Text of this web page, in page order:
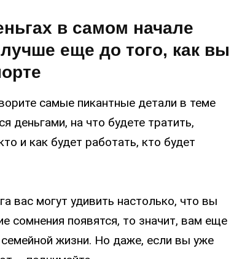
в самом начале
еще до того, как вы
самые пикантные детали в теме
деньгами, на что будете тратить,
и как будет работать, кто будет
вас могут удивить настолько, что вы
сомнения появятся, то значит, вам еще
жизни. Но даже, если вы уже